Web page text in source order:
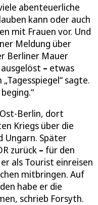
abenteuerliche
kann oder auch
mit Frauen vor. Und
Meldung über
Berliner Mauer
– etwas
sagte.
Berlin, dort
Kriegs über die
Ungarn. Später
zurück – für den
als Tourist einreisen
mitbringen. Auf
habe er die
schrieb Forsyth.